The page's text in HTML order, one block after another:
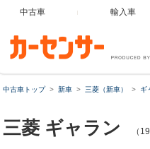
中古車 輸入車
中古車トップ 新車 三菱（新車） ギ
三菱 ギャラン （